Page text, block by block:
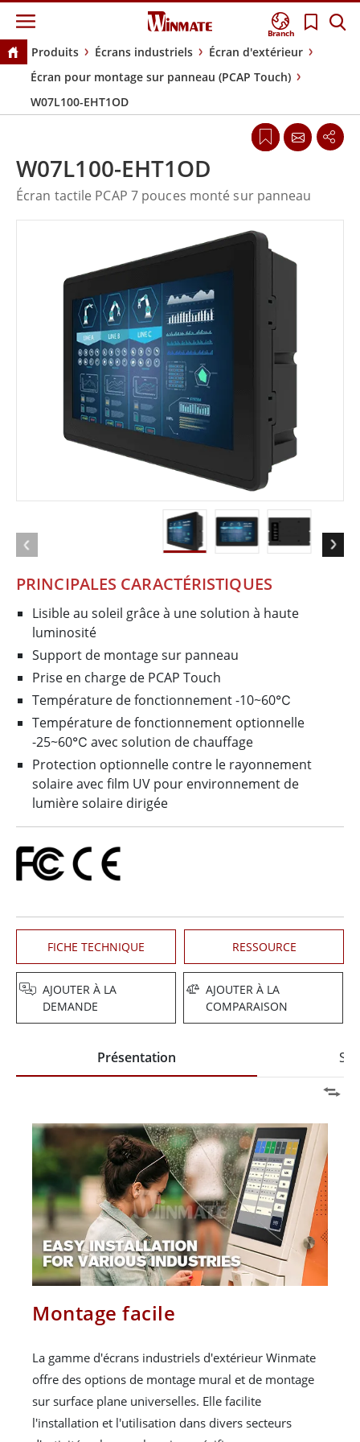
Branch
Produits Écrans industriels
Écran d'extérieur
Écran pour montage sur panneau (PCAP Touch)
W07L100-EHT1OD
PRINCIPALES CARACTÉRISTIQUES
Lisible au soleil grâce à une solution à haute
luminosité
Support de montage sur panneau
Prise en charge de PCAP Touch
Température de fonctionnement -10~60℃
Température de fonctionnement optionnelle
-25~60℃ avec solution de chauffage
Protection optionnelle contre le rayonnement
solaire avec film UV pour environnement de
lumière solaire dirigée
FICHE TECHNIQUE RESSOURCE
AJOUTER À LA
DEMANDE
AJOUTER À LA
COMPARAISON
W07L100-EHT1OD
Écran tactile PCAP 7 pouces monté sur panneau
Présentation
Montage facile
La gamme d'écrans industriels d'extérieur Winmate
offre des options de montage mural et de montage
sur surface plane universelles. Elle facilite
l'installation et l'utilisation dans divers secteurs